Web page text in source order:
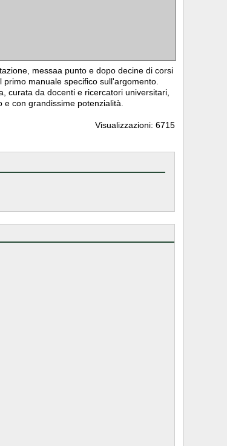
messaa punto e dopo decine di corsi
manuale specifico sull'argomento.
curata da docenti e ricercatori universitari,
e con grandissime potenzialità.
Visualizzazioni: 6715